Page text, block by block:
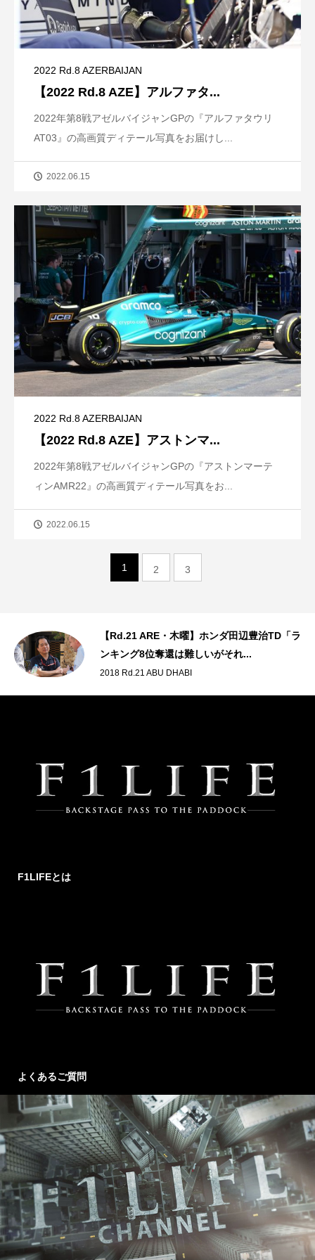
2022 Rd.8 AZERBAIJAN
【2022 Rd.8 AZE】アルファタ...
2022年第8戦アゼルバイジャンGPの『アルファタウリ
AT03』の高画質ディテール写真をお届けし...
2022.06.15
2022 Rd.8 AZERBAIJAN
【2022 Rd.8 AZE】アストンマ...
2022年第8戦アゼルバイジャンGPの『アストンマーテ
ィンAMR22』の高画質ディテール写真をお...
2022.06.15
1 2 3
【Rd.21 ARE・木曜】ホンダ田辺豊治TD「ラ
ンキング8位奪還は難しいがそれ...
2018 Rd.21 ABU DHABI
F1LIFEとは
よくあるご質問